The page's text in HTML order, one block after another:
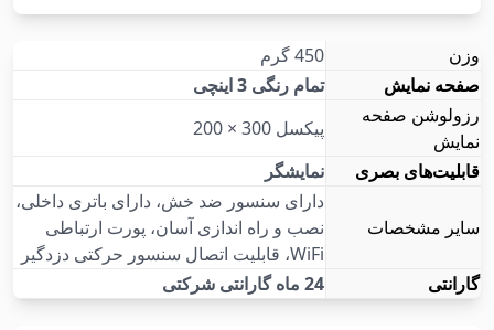
وزن
450 گرم
صفحه نمایش
تمام رنگی 3 اینچی
رزولوشن صفحه
نمایش
پیکسل 300 × 200
قابلیت‌های بصری
نمایشگر
سایر مشخصات
دارای سنسور ضد خش، دارای باتری داخلی،
نصب و راه اندازی آسان، پورت ارتباطی
WiFi، قابلیت اتصال سنسور حرکتی دزدگیر
گارانتی
24 ماه گارانتی شرکتی